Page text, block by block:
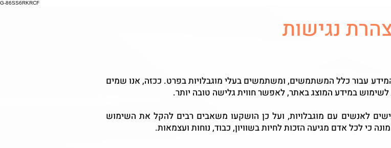
G-86SS6RKRCF
נגישות
עבור כלל המשתמשים, ומשתמשים בעלי מוגבלויות בפרט. ככזה, אנו שמים
במידע המוצג באתר, לאפשר חווית גלישה טובה יותר.
לאנשים עם מוגבלויות, ועל כן הושקעו משאבים רבים להקל את השימוש
כי לכל אדם מגיעה הזכות לחיות בשוויון, כבוד, נוחות ועצמאות.